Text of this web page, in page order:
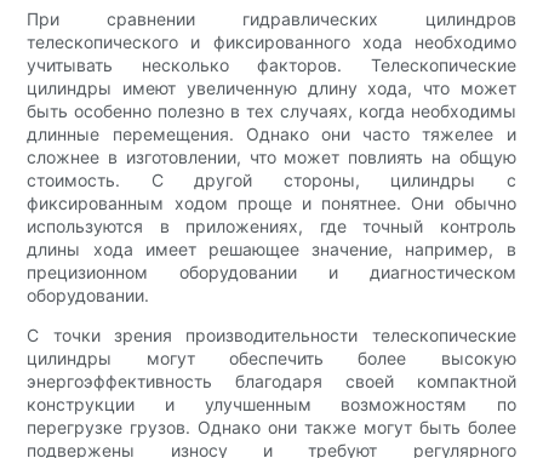
При сравнении гидравлических цилиндров
телескопического и фиксированного хода необходимо
учитывать несколько факторов. Телескопические
цилиндры имеют увеличенную длину хода, что может
быть особенно полезно в тех случаях, когда необходимы
длинные перемещения. Однако они часто тяжелее и
сложнее в изготовлении, что может повлиять на общую
стоимость. С другой стороны, цилиндры с
фиксированным ходом проще и понятнее. Они обычно
используются в приложениях, где точный контроль
длины хода имеет решающее значение, например, в
прецизионном оборудовании и диагностическом
оборудовании.
С точки зрения производительности телескопические
цилиндры могут обеспечить более высокую
энергоэффективность благодаря своей компактной
конструкции и улучшенным возможностям по
перегрузке грузов. Однако они также могут быть более
подвержены износу и требуют регулярного